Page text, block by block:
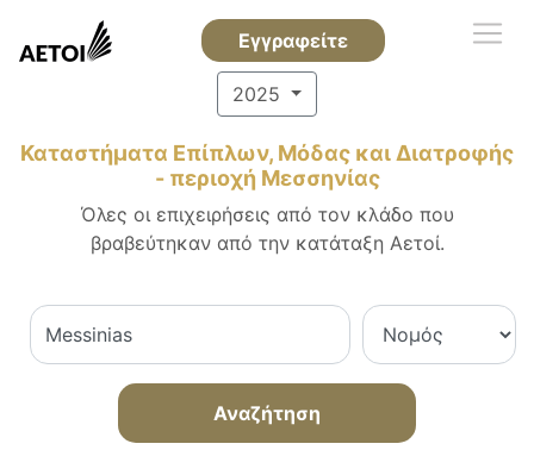
Εγγραφείτε
2025
Καταστήματα Επίπλων, Μόδας και Διατροφής
- περιοχή Μεσσηνίας
Όλες οι επιχειρήσεις από τον κλάδο που
βραβεύτηκαν από την κατάταξη Αετοί.
Αναζήτηση